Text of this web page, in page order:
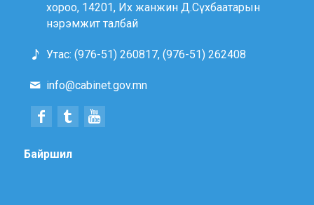
хороо, 14201, Их жанжин Д.Сүхбаатарын
нэрэмжит талбай
Утас: (976-51) 260817, (976-51) 262408
info@cabinet.gov.mn
Байршил